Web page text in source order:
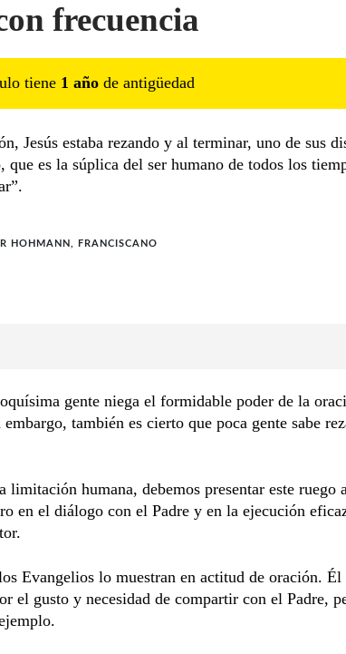
frecuencia
tiene 1 año de antigüedad
Jesús estaba rezando y al terminar, uno de sus
que es la súplica del ser humano de todos los
HOHMANN, FRANCISCANO
gente niega el formidable poder de la
también es cierto que poca gente sabe
limitación humana, debemos presentar este ruego
en el diálogo con el Padre y en la ejecución
Evangelios lo muestran en actitud de oración. Él
el gusto y necesidad de compartir con el Padre,